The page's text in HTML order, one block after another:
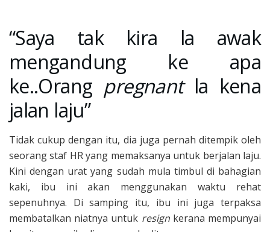
“Saya tak kira la awak
mengandung ke apa
ke..Orang pregnantla kena
jalan laju”
Tidak cukup dengan itu, dia juga pernah ditempik oleh
seorang staf HR yang memaksanya untuk berjalan laju.
Kini dengan urat yang sudah mula timbul di bahagian
kaki, ibu ini akan menggunakan waktu rehat
sepenuhnya. Di samping itu, ibu ini juga terpaksa
membatalkan niatnya untuk resignkerana mempunyai